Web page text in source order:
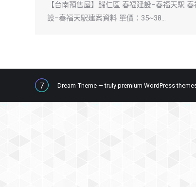
【台南預售屋】歸仁區 春福建設–春福天駅 春
設–春福天駅建案資料 單價：35~38…
Dream-Theme — truly premium WordPress